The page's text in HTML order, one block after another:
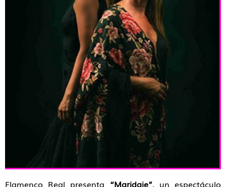
Flamenco Real presenta “Maridaje”, un espectáculo